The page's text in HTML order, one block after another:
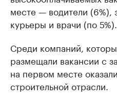
месте — водители (6%),
курьеры и врачи (по 5%).
Среди компаний,
размещали вакансии с
на первом месте
строительной отрасли.